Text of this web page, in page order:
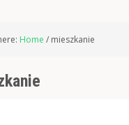
Home / mieszkanie